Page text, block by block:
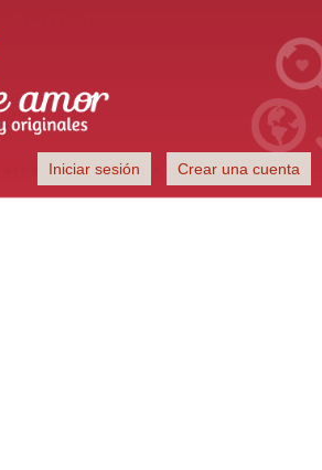
y originales
Iniciar sesión Crear una cuenta